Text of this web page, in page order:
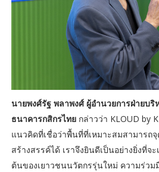
นายพงศ์รัฐ พลาพงศ์ ผู้อำนวยการฝ่ายบริ
ธนาคารกสิกรไทยกล่าวว่า KLOUD by
แนวคิดที่เชื่อว่าพื้นที่ที่เหมาะสมสามารถ
สร้างสรรค์ได้ เราจึงยินดีเป็นอย่างยิ่งที่จ
ต้นของเยาวชนนวัตกรรุ่นใหม่ ความร่ว